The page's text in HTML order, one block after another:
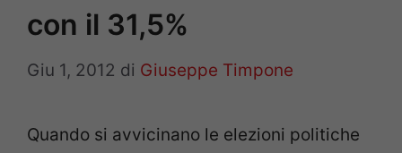
con il 31,5%
Giu 1, 2012 di Giuseppe Timpone
Quando si avvicinano le elezioni politiche